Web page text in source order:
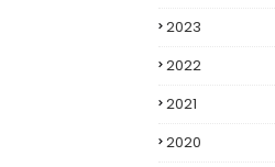
2023
2022
2021
2020